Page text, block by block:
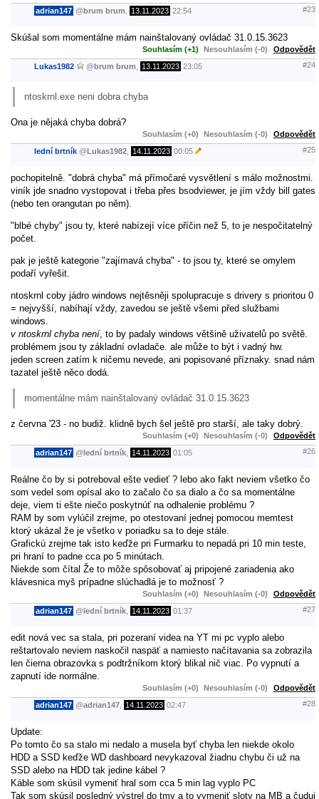
adrian147 @brum brum 13.11.2023 22:54 #23
Skúšal som momentálne mám nainštalovaný ovládač 31.0.15.3623
Souhlasím (+1) Nesouhlasím (-0) Odpovědět
Lukas1982 @brum brum 13.11.2023 23:05 #24
ntoskrnl.exe neni dobra chyba
Ona je nějaká chyba dobrá?
Souhlasím (+0) Nesouhlasím (-0) Odpovědět
lední brtník @Lukas1982 14.11.2023 00:05 #25
pochopitelně. "dobrá chyba" má přímočaré vysvětlení s málo možnostmi.
viník jde snadno vystopovat i třeba přes bsodviewer, je jím vždy bill gates
(nebo ten orangutan po něm).
"blbé chyby" jsou ty, které nabízejí více příčin než 5, to je nespočitatelný
počet.
pak je ještě kategorie "zajímavá chyba" - to jsou ty, které se omylem
podaří vyřešit.
ntoskrnl coby jádro windows nejtěsněji spolupracuje s drivery s prioritou 0
= nejvyšší, nabíhají vždy, zavedou se ještě všemi před službami
windows.
v ntoskrnl chyba není, to by padaly windows většině uživatelů po světě.
problémem jsou ty základní ovladače. ale může to být i vadný hw.
jeden screen zatím k ničemu nevede, ani popisované příznaky. snad nám
tazatel ještě něco dodá.
momentálne mám nainštalovaný ovládač 31.0.15.3623
z června '23 - no budiž. klidně bych šel ještě pro starší, ale taky dobrý.
Souhlasím (+0) Nesouhlasím (-0) Odpovědět
adrian147 @lední brtník 14.11.2023 01:05 #26
Reálne čo by si potreboval ešte vedieť ? lebo ako fakt neviem všetko čo
som vedel som opísal ako to začalo čo sa dialo a čo sa momentálne
deje, viem ti ešte niečo poskytnúť na odhalenie problému ?
RAM by som vylúčil zrejme, po otestovaní jednej pomocou memtest
ktorý ukázal že je všetko v poriadku sa to deje stále.
Grafickú zrejme tak isto keďže pri Furmarku to nepadá pri 10 min teste,
pri hraní to padne cca po 5 minútach.
Niekde som čítal Že to môže spôsobovať aj pripojené zariadenia ako
klávesnica myš prípadne slúchadlá je to možnosť ?
Souhlasím (+0) Nesouhlasím (-0) Odpovědět
adrian147 @lední brtník 14.11.2023 01:37 #27
edit nová vec sa stala, pri pozeraní videa na YT mi pc vyplo alebo
reštartovalo neviem naskočil naspäť a namiesto načítavania sa zobrazila
len čierna obrazovka s podtržníkom ktorý blikal nič viac. Po vypnutí a
zapnutí ide normálne.
Souhlasím (+0) Nesouhlasím (-0) Odpovědět
adrian147 @adrian147 14.11.2023 02:47 #28
Update:
Po tomto čo sa stalo mi nedalo a musela byť chyba len niekde okolo
HDD a SSD keďže WD dashboard nevykazoval žiadnu chybu či už na
SSD alebo na HDD tak jedine kábel ?
Káble som skúsil vymeniť hral som cca 5 min lag vyplo PC
Tak som skúsil posledný výstrel do tmy a to vymeniť sloty na MB a čuduj